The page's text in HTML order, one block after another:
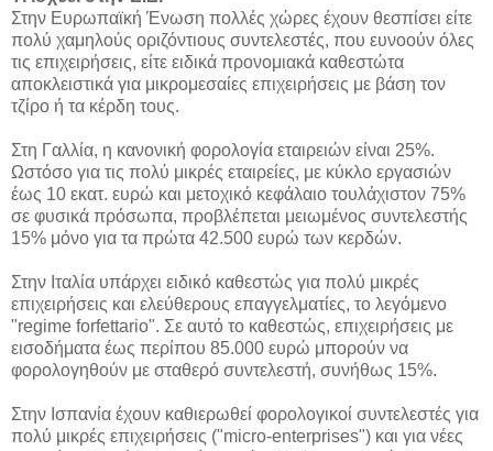
Στην Ευρωπαϊκή Ένωση πολλές χώρες έχουν θεσπίσει είτε
πολύ χαμηλούς οριζόντιους συντελεστές, που ευνοούν όλες
τις επιχειρήσεις, είτε ειδικά προνομιακά καθεστώτα
αποκλειστικά για μικρομεσαίες επιχειρήσεις με βάση τον
τζίρο ή τα κέρδη τους.
Στη Γαλλία, η κανονική φορολογία εταιρειών είναι 25%.
Ωστόσο για τις πολύ μικρές εταιρείες, με κύκλο εργασιών
έως 10 εκατ. ευρώ και μετοχικό κεφάλαιο τουλάχιστον 75%
σε φυσικά πρόσωπα, προβλέπεται μειωμένος συντελεστής
15% μόνο για τα πρώτα 42.500 ευρώ των κερδών.
Στην Ιταλία υπάρχει ειδικό καθεστώς για πολύ μικρές
επιχειρήσεις και ελεύθερους επαγγελματίες, το λεγόμενο
"regime forfettario". Σε αυτό το καθεστώς, επιχειρήσεις με
εισοδήματα έως περίπου 85.000 ευρώ μπορούν να
φορολογηθούν με σταθερό συντελεστή, συνήθως 15%.
Στην Ισπανία έχουν καθιερωθεί φορολογικοί συντελεστές για
πολύ μικρές επιχειρήσεις ("micro-enterprises") και για νέες